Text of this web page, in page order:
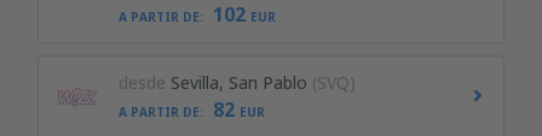
A PARTIR DE: 102 EUR
desde Sevilla, San Pablo (SVQ)
A PARTIR DE: 82 EUR